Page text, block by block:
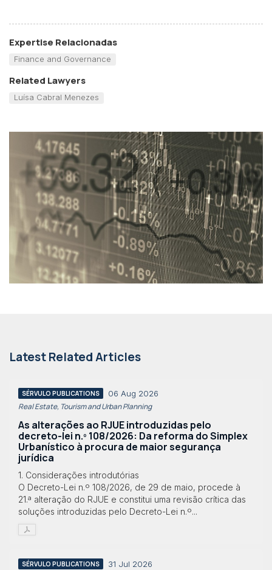
Expertise Relacionadas
Finance and Governance
Related Lawyers
Luísa Cabral Menezes
Latest Related Articles
SÉRVULO PUBLICATIONS 06 Aug 2026
Real Estate, Tourism and Urban Planning
As alterações ao RJUE introduzidas pelo
decreto-lei n.º 108/2026: Da reforma do Simplex
Urbanístico à procura de maior segurança
jurídica
1. Considerações introdutórias
O Decreto-Lei n.º 108/2026, de 29 de maio, procede à
21.ª alteração do RJUE e constitui uma revisão crítica das
soluções introduzidas pelo Decreto-Lei n.º...
SÉRVULO PUBLICATIONS 31 Jul 2026